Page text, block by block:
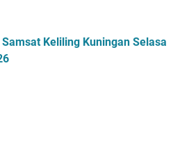
Keliling Kuningan Selasa